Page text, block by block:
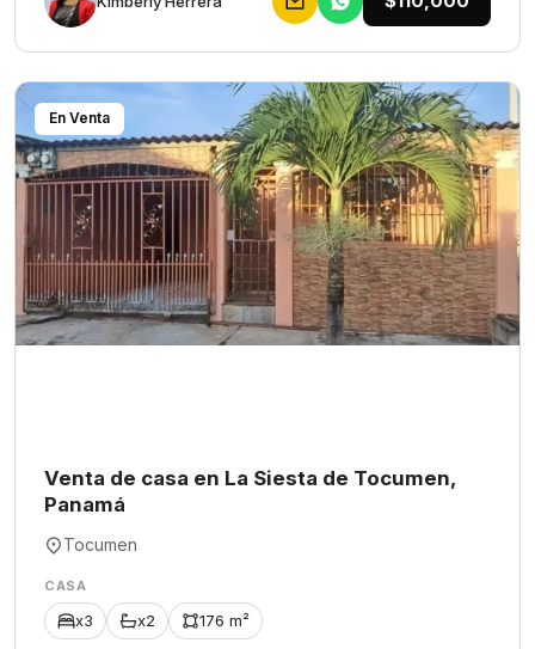
En Venta
Venta de casa en La Siesta de Tocumen,
Panamá
Tocumen
CASA
x3 x2 176 m²